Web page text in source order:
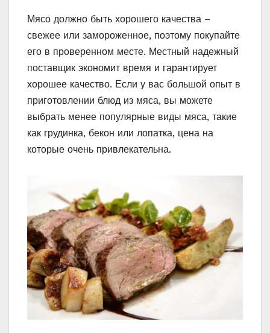
Мясо должно быть хорошего качества –
свежее или замороженное, поэтому покупайте
его в проверенном месте. Местный надежный
поставщик экономит время и гарантирует
хорошее качество. Если у вас большой опыт в
приготовлении блюд из мяса, вы можете
выбрать менее популярные виды мяса, такие
как грудинка, бекон или лопатка, цена на
которые очень привлекательна.